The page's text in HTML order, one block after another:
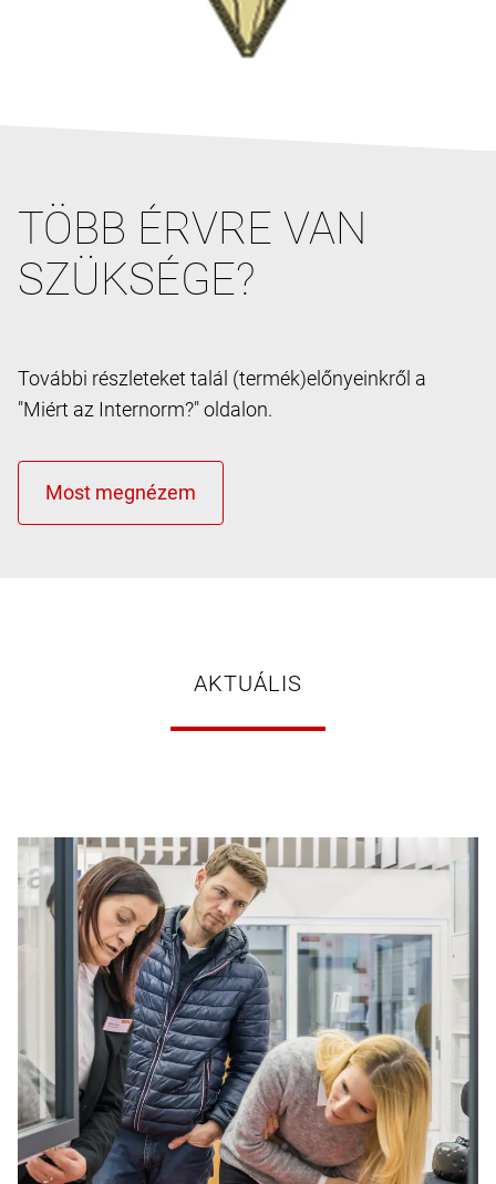
TÖBB ÉRVRE VAN
SZÜKSÉGE?
További részleteket talál (termék)előnyeinkről a
"Miért az Internorm?" oldalon.
AKTUÁLIS